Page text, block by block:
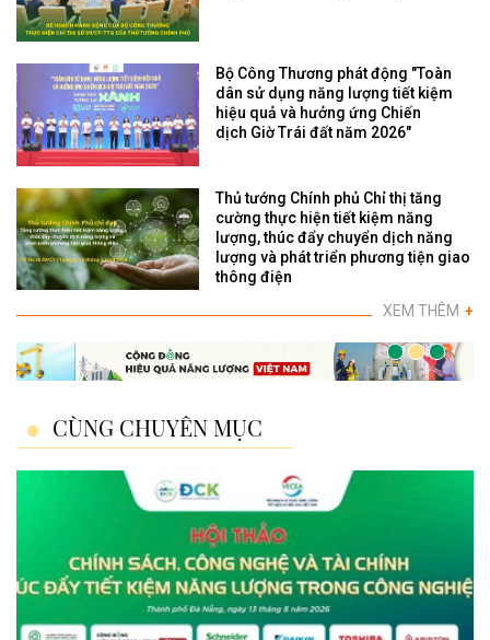
Bộ Công Thương phát động "Toàn
dân sử dụng năng lượng tiết kiệm
hiệu quả và hưởng ứng Chiến
dịch Giờ Trái đất năm 2026"
Thủ tướng Chính phủ Chỉ thị tăng
cường thực hiện tiết kiệm năng
lượng, thúc đẩy chuyển dịch năng
lượng và phát triển phương tiện giao
thông điện
XEM THÊM +
CÙNG CHUYÊN MỤC